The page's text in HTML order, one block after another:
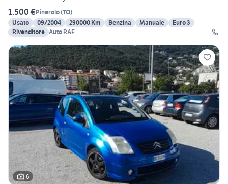
1.500 €Pinerolo(TO)
Usato
09/2004 290000 Km Benzina Manuale
Euro 3
Rivenditore Auto RAF
6